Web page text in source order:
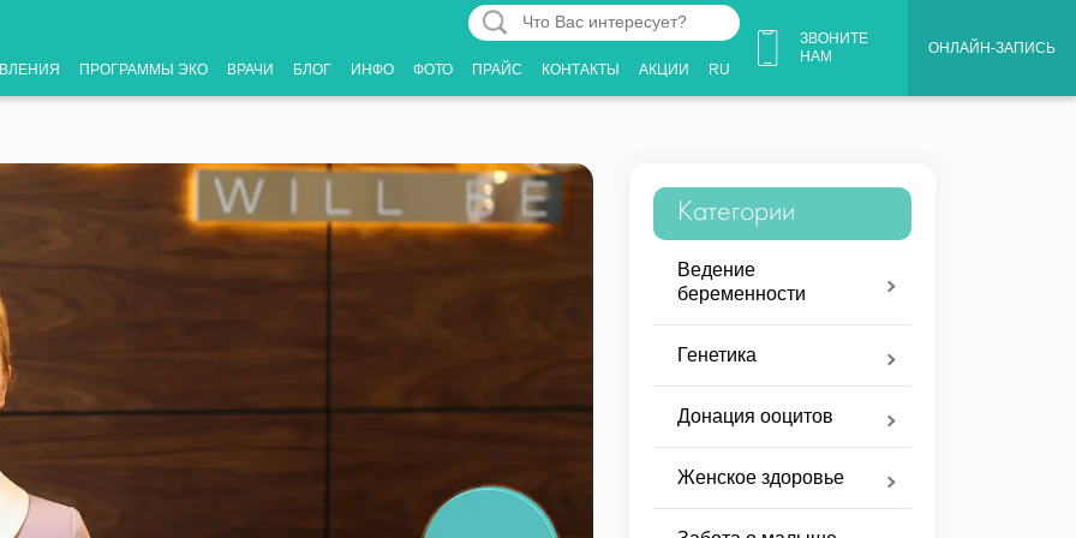
ПРОГРАММЫ ЭКО ВРАЧИ БЛОГ ИНФО ФОТО ПРАЙС КОНТАКТЫ АКЦИИ RU
Что
Вас
интересует?
ЗВОНИТЕ
НАМ
ОНЛАЙН-ЗАПИСЬ
Категории
Ведение
беременности
Генетика
Донация ооцитов
Женское здоровье